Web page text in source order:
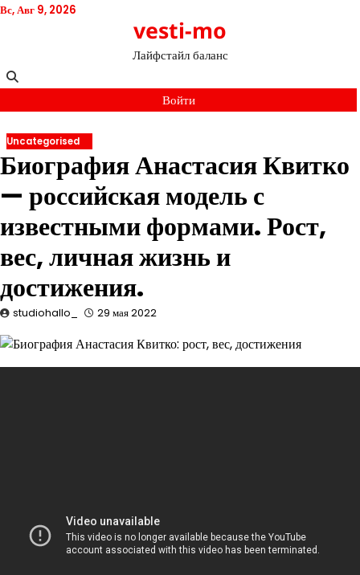
Перейти
Вс, Авг 9, 2026
vesti-mo
Лайфстайл баланс
Войти
Uncategorised
Биография Анастасия Квитко
— российская модель с
известными формами. Рост,
вес, личная жизнь и
достижения.
studiohallo_ 29 мая 2022